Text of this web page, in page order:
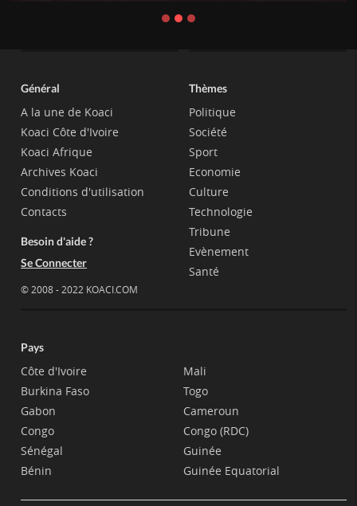
Général
A la une de Koaci
Koaci Côte d'Ivoire
Koaci Afrique
Archives Koaci
Conditions d'utilisation
Contacts
Besoin d'aide ?
Se Connecter
© 2008 - 2022 KOACI.COM
Thèmes
Politique
Société
Sport
Economie
Culture
Technologie
Tribune
Evènement
Santé
Pays
Côte d'Ivoire
Burkina Faso
Gabon
Congo
Sénégal
Bénin
Mali
Togo
Cameroun
Congo (RDC)
Guinée
Guinée Equatorial